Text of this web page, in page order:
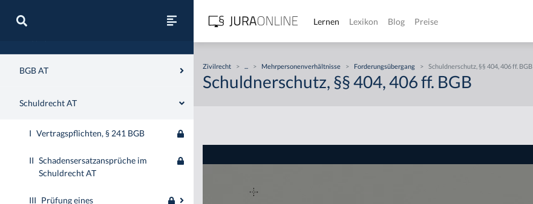
BGB AT
Schuldrecht AT
I Vertragspflichten, § 241 BGB
II Schadensersatzansprüche im
Schuldrecht AT
III Prüfung eines
Lernen Lexikon Blog Preise
Zivilrecht > ... > Mehrpersonenverhältnisse > Forderungsübergang > Schuldnerschutz, §§ 404, 406 ff. BGB
Schuldnerschutz, §§ 404, 406 ff. BGB